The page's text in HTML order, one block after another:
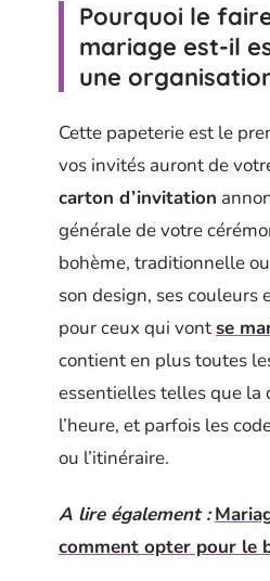
Pourquoi le
mariage est-il
une
Cette papeterie est le
vos invités auront de
carton d’invitation
générale de votre
bohème, traditionnelle
son design, ses couleurs
pour ceux qui vontse
contient en plus toutes
essentielles telles que la
l’heure, et parfois les
ou l’itinéraire.
A lire également :
comment opter pour le